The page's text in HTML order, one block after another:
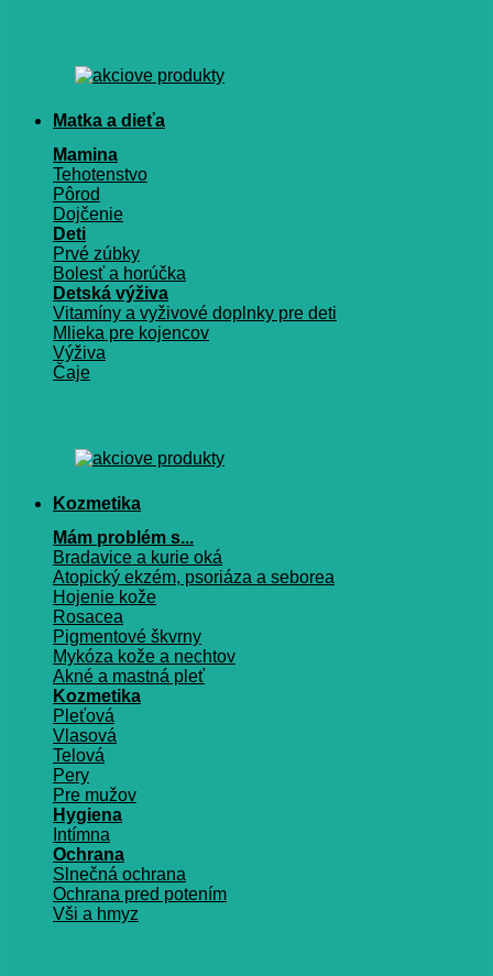
Matka a dieťa
Mamina
Tehotenstvo
Pôrod
Dojčenie
Deti
Prvé zúbky
Bolesť a horúčka
Detská výživa
Vitamíny a vyživové doplnky pre deti
Mlieka pre kojencov
Výživa
Čaje
Kozmetika
Mám problém s...
Bradavice a kurie oká
Atopický ekzém, psoriáza a seborea
Hojenie kože
Rosacea
Pigmentové škvrny
Mykóza kože a nechtov
Akné a mastná pleť
Kozmetika
Pleťová
Vlasová
Telová
Pery
Pre mužov
Hygiena
Intímna
Ochrana
Slnečná ochrana
Ochrana pred potením
Vši a hmyz